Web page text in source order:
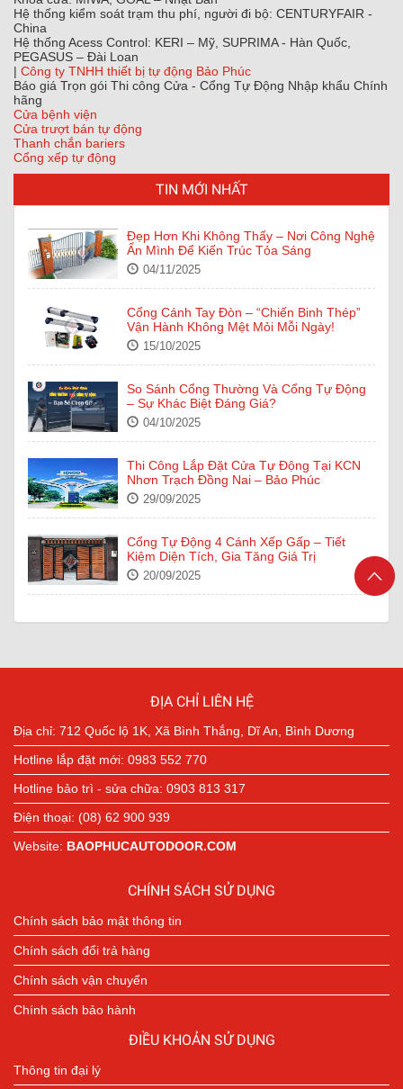
Hệ thống kiểm soát trạm thu phí, người đi bộ: CENTURYFAIR -
China
Hệ thống Acess Control: KERI – Mỹ, SUPRIMA - Hàn Quốc,
PEGASUS – Đài Loan
| Công ty TNHH thiết bị tự động Bảo Phúc
Báo giá Trọn gói Thi công Cửa - Cổng Tự Động Nhập khẩu Chính
hãng
Cửa bệnh viện
Cửa trượt bán tự động
Thanh chắn bariers
Cổng xếp tự động
TIN MỚI NHẤT
Đẹp Hơn Khi Không Thấy – Nơi Công Nghệ
Ẩn Mình Để Kiến Trúc Tỏa Sáng
04/11/2025
Cổng Cánh Tay Đòn – “Chiến Binh Thép”
Vận Hành Không Mệt Mỏi Mỗi Ngày!
15/10/2025
So Sánh Cổng Thường Và Cổng Tự Động
– Sự Khác Biệt Đáng Giá?
04/10/2025
Thi Công Lắp Đặt Cửa Tự Động Tại KCN
Nhơn Trạch Đồng Nai – Bảo Phúc
29/09/2025
Cổng Tự Động 4 Cánh Xếp Gấp – Tiết
Kiệm Diện Tích, Gia Tăng Giá Trị
20/09/2025
16/09/2025
ĐỊA CHỈ LIÊN HỆ
Địa chỉ: 712 Quốc lộ 1K, Xã Bình Thắng, Dĩ An, Bình Dương
Hotline lắp đặt mới: 0983 552 770
Hotline bảo trì - sửa chữa: 0903 813 317
Điện thoại: (08) 62 900 939
Website: BAOPHUCAUTODOOR.COM
CHÍNH SÁCH SỬ DỤNG
Chính sách bảo mật thông tin
Chính sách đổi trả hàng
Chính sách vận chuyển
Chính sách bảo hành
ĐIỀU KHOẢN SỬ DỤNG
Thông tin đại lý